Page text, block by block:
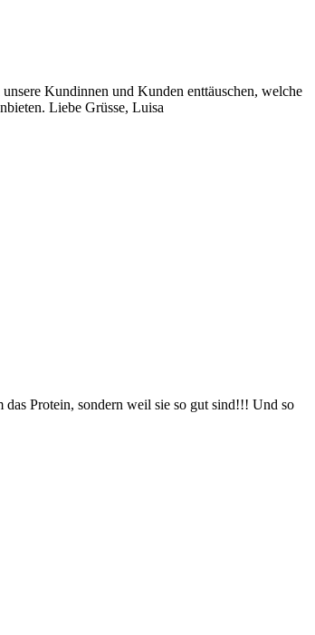
Kundinnen und Kunden enttäuschen, welche
Liebe Grüsse, Luisa
Protein, sondern weil sie so gut sind!!! Und so